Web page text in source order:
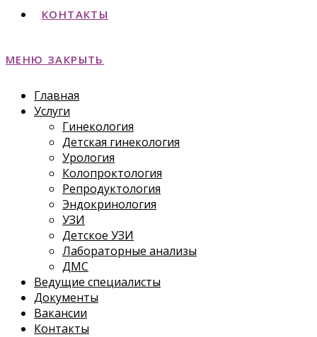
КОНТАКТЫ
МЕНЮ ЗАКРЫТЬ
Главная
Услуги
Гинекология
Детская гинекология
Урология
Колопроктология
Репродуктология
Эндокринология
УЗИ
Детское УЗИ
Лабораторные анализы
ДМС
Ведущие специалисты
Документы
Вакансии
Контакты